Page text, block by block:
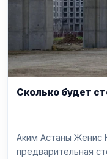
Сколько будет
Аким Астаны Женис
предварительная